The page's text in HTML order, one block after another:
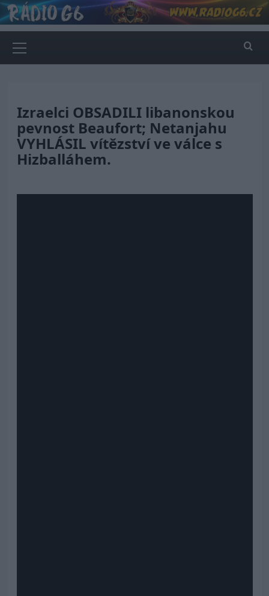
Skip
to
content
Menu
Izraelci OBSADILI libanonskou
pevnost Beaufort; Netanjahu
VYHLÁSIL vítězství ve válce s
Hizballáhem.